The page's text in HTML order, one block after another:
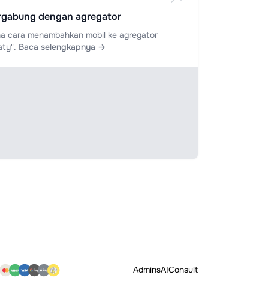
dengan agregator
cara menambahkan mobil ke agregator
Baca selengkapnya →
AdminsAIConsult